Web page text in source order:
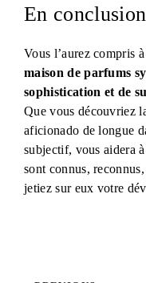
En
Vous l’aurez compris
maison de parfums
sophistication et de
Que vous découvriez
aficionado de longue
subjectif, vous aidera
sont connus,
jetiez sur eux votre